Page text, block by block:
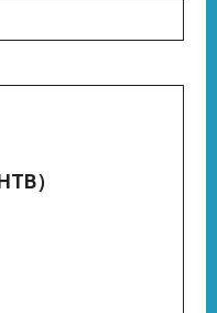
）